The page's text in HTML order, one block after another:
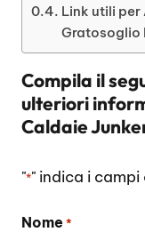
Link utili per
Gratosoglio
Compila il
ulteriori
Caldaie
"*" indica i
Nome *